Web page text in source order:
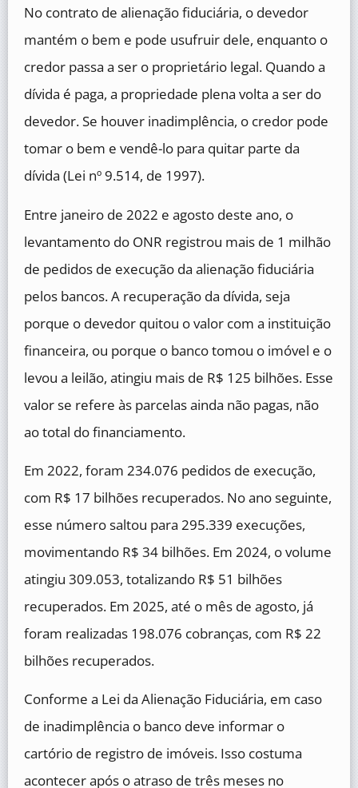
No contrato de alienação fiduciária, o devedor
mantém o bem e pode usufruir dele, enquanto o
credor passa a ser o proprietário legal. Quando a
dívida é paga, a propriedade plena volta a ser do
devedor. Se houver inadimplência, o credor pode
tomar o bem e vendê-lo para quitar parte da
dívida (Lei nº 9.514, de 1997).
Entre janeiro de 2022 e agosto deste ano, o
levantamento do ONR registrou mais de 1 milhão
de pedidos de execução da alienação fiduciária
pelos bancos. A recuperação da dívida, seja
porque o devedor quitou o valor com a instituição
financeira, ou porque o banco tomou o imóvel e o
levou a leilão, atingiu mais de R$ 125 bilhões. Esse
valor se refere às parcelas ainda não pagas, não
ao total do financiamento.
Em 2022, foram 234.076 pedidos de execução,
com R$ 17 bilhões recuperados. No ano seguinte,
esse número saltou para 295.339 execuções,
movimentando R$ 34 bilhões. Em 2024, o volume
atingiu 309.053, totalizando R$ 51 bilhões
recuperados. Em 2025, até o mês de agosto, já
foram realizadas 198.076 cobranças, com R$ 22
bilhões recuperados.
Conforme a Lei da Alienação Fiduciária, em caso
de inadimplência o banco deve informar o
cartório de registro de imóveis. Isso costuma
acontecer após o atraso de três meses no